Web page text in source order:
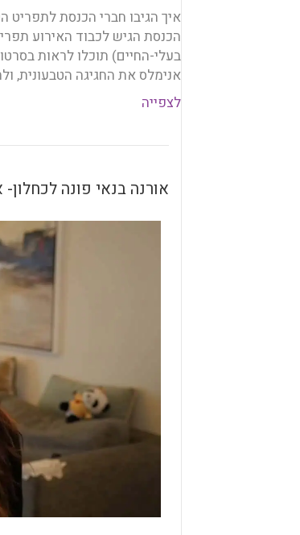
איך הגיבו חברי הכנסת לתפריט
הכנסת הגיש לכבוד האירוע
בעלי-החיים) תוכלו לראות
אנימלס את החגיגה הטבעונית,
לצפייה
אורנה בנאי פונה